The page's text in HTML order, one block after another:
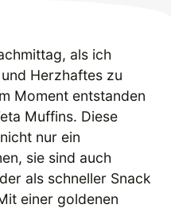
als ich
Herzhaftes zu
Moment entstanden
Muffins. Diese
nur ein
sie sind auch
als schneller Snack
einer goldenen